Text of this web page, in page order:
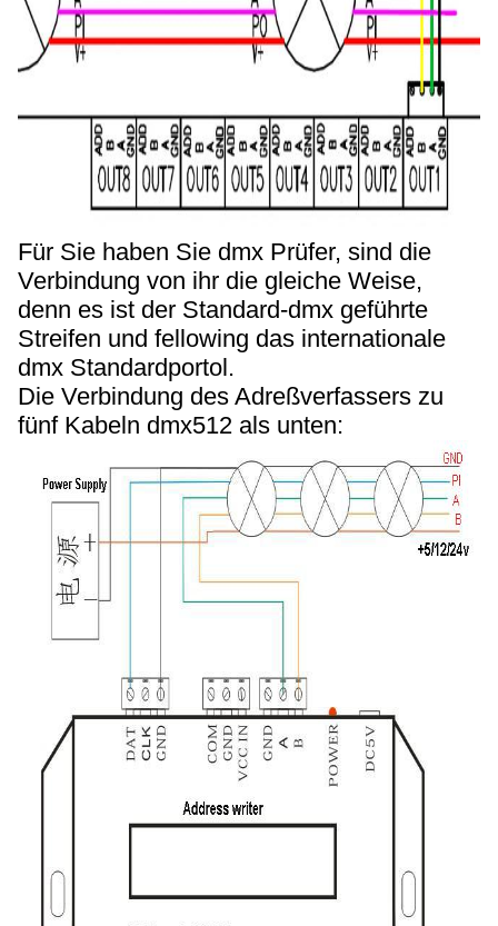
Für Sie haben Sie dmx Prüfer, sind die
Verbindung von ihr die gleiche Weise,
denn es ist der Standard-dmx geführte
Streifen und fellowing das internationale
dmx Standardportol.
Die Verbindung des Adreßverfassers zu
fünf Kabeln dmx512 als unten: